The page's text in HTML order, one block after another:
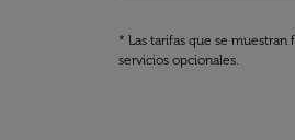
* Las tarifas que se
servicios opcionales.